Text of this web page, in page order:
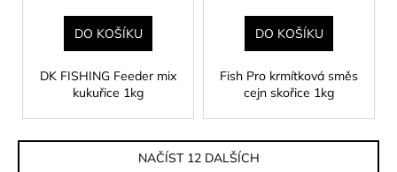
DO KOŠÍKU
DK FISHING Feeder mix
kukuřice 1kg
DO KOŠÍKU
Fish Pro krmítková směs
cejn skořice 1kg
NAČÍST 12 DALŠÍCH